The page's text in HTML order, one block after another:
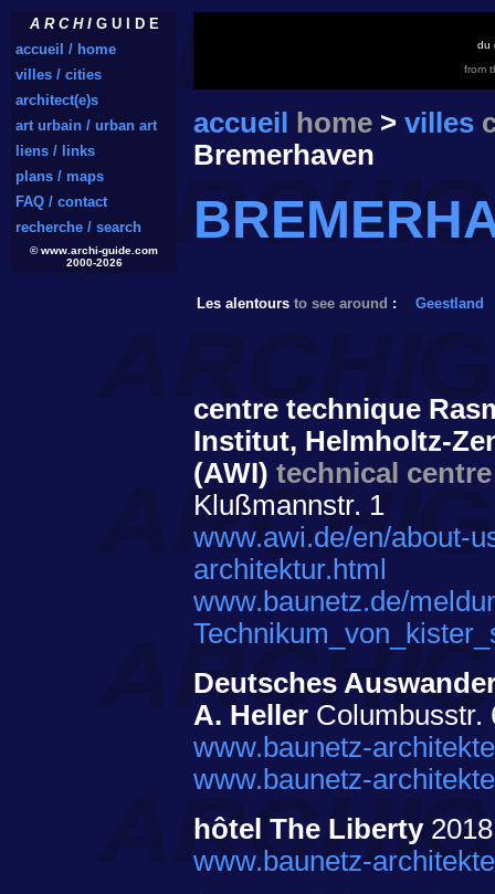
A R C H IG U I D E
accueil / home
villes / cities
architect(e)s
art urbain / urban art
liens / links
plans / maps
FAQ / contact
recherche / search
© www.archi-guide.com
2000-2026
du
from
accueil home > villes
Bremerhaven
Les alentours to see around : Geestland
centre technique
Institut, Helmholtz-
(AWI) technical centre
Klußmannstr. 1
www.awi.de/en/about-
architektur.html
www.baunetz.de/
Deutsches
A. Heller Columbusstr.
www.baunetz-
www.baunetz-
hôtel The Liberty
www.baunetz-